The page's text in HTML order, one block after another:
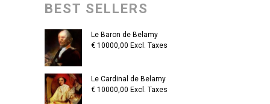
BEST SELLERS
Le Baron de Belamy
€ 10000,00 Excl. Taxes
Le Cardinal de Belamy
€ 10000,00 Excl. Taxes